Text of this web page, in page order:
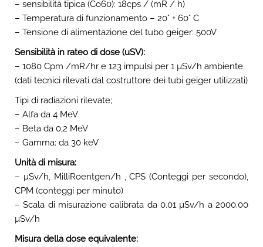
– sensibilità tipica (Co60): 18cps / (mR / h)
– Temperatura di funzionamento – 20° + 60° C
– Tensione di alimentazione del tubo geiger: 500V
Sensibilità in rateo di dose (uSV):
– 1080 Cpm /mR/hr e 123 impulsi per 1 µSv/h ambiente
(dati tecnici rilevati dal costruttore dei tubi geiger utilizzati)
Tipi di radiazioni rilevate;
– Alfa da 4 MeV
– Beta da 0,2 MeV
– Gamma: da 30 keV
Unità di misura:
– µSv/h, MilliRoentgen/h , CPS (Conteggi per secondo),
CPM (conteggi per minuto)
– Scala di misurazione calibrata da 0.01 µSv/h a 2000.00
µSv/h
Misura della dose equivalente: